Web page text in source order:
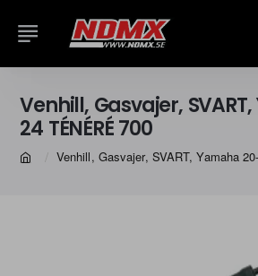
Venhill, Gasvajer,
24 TÉNÉRÉ 700
Venhill, Gasvajer, SVART, Yamaha